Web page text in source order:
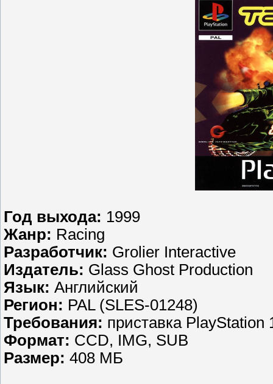
Год выхода: 1999
Жанр: Racing
Разработчик: Grolier Interactive
Издатель: Glass Ghost Production
Язык: Английский
Регион: PAL (SLES-01248)
Требования: приставка PlayStation
Формат: CCD, IMG, SUB
Размер: 408 МБ